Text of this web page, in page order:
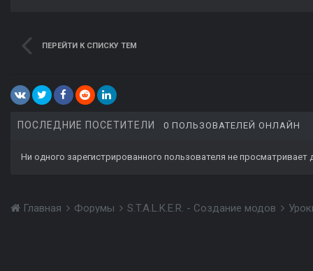
ПЕРЕЙТИ К СПИСКУ ТЕМ
ПОСЛЕДНИЕ ПОСЕТИТЕЛИ 0 ПОЛЬЗОВАТЕЛЕЙ ОНЛАЙН
Ни одного зарегистрированного пользователя не просматривает
Главная Форумы S.T.A.L.K.E.R. - Создание модов